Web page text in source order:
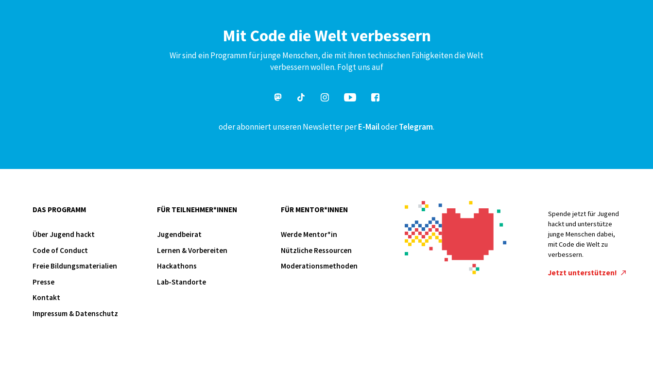
Mit Code die Welt verbessern
Wir sind ein Programm für junge Menschen, die mit ihren technischen Fähigkeiten die Welt
verbessern wollen. Folgt uns auf
oder abonniert unseren Newsletter perE-MailoderTelegram.
DAS PROGRAMM
Über Jugend hackt
Code of Conduct
Freie Bildungsmaterialien
Presse
Kontakt
Impressum & Datenschutz
FÜR TEILNEHMER*INNEN
Jugendbeirat
Lernen & Vorbereiten
Hackathons
Lab-Standorte
FÜR MENTOR*INNEN
Werde Mentor*in
Nützliche Ressourcen
Moderationsmethoden
Spende jetzt für Jugend
hackt und unterstütze
junge Menschen dabei,
mit Code die Welt zu
verbessern.
Jetzt unterstützen!